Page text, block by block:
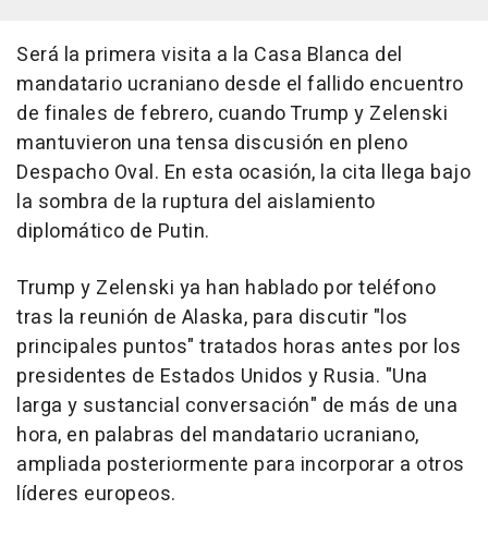
Será la primera visita a la Casa Blanca del
mandatario ucraniano desde el fallido encuentro
de finales de febrero, cuando Trump y Zelenski
mantuvieron una tensa discusión en pleno
Despacho Oval. En esta ocasión, la cita llega bajo
la sombra de la ruptura del aislamiento
diplomático de Putin.
Trump y Zelenski ya han hablado por teléfono
tras la reunión de Alaska, para discutir "los
principales puntos" tratados horas antes por los
presidentes de Estados Unidos y Rusia. "Una
larga y sustancial conversación" de más de una
hora, en palabras del mandatario ucraniano,
ampliada posteriormente para incorporar a otros
líderes europeos.